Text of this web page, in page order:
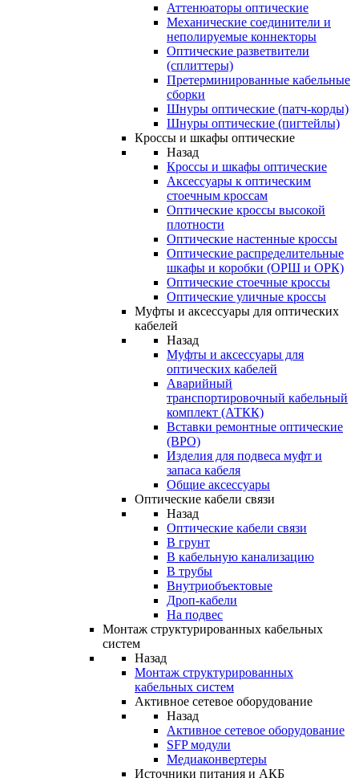
Аттенюаторы оптические
Механические соединители и
неполируемые коннекторы
Оптические разветвители
(сплиттеры)
Претерминированные кабельные
сборки
Шнуры оптические (патч-корды)
Шнуры оптические (пигтейлы)
Кроссы и шкафы оптические
Назад
Кроссы и шкафы оптические
Аксессуары к оптическим
стоечным кроссам
Оптические кроссы высокой
плотности
Оптические настенные кроссы
Оптические распределительные
шкафы и коробки (ОРШ и ОРК)
Оптические стоечные кроссы
Оптические уличные кроссы
Муфты и аксессуары для оптических
кабелей
Назад
Муфты и аксессуары для
оптических кабелей
Аварийный
транспортировочный кабельный
комплект (АТКК)
Вставки ремонтные оптические
(ВРО)
Изделия для подвеса муфт и
запаса кабеля
Общие аксессуары
Оптические кабели связи
Назад
Оптические кабели связи
В грунт
В кабельную канализацию
В трубы
Внутриобъектовые
Дроп-кабели
На подвес
Монтаж структурированных кабельных
систем
Назад
Монтаж структурированных
кабельных систем
Активное сетевое оборудование
Назад
Активное сетевое оборудование
SFP модули
Медиаконвертеры
Источники питания и АКБ